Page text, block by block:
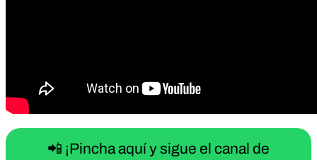
📲 ¡Pincha aquí y sigue el canal de